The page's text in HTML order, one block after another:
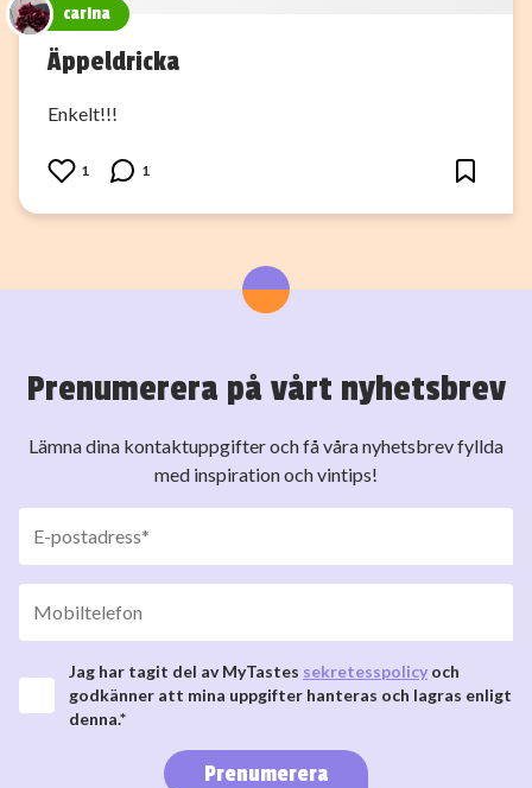
carina
Äppeldricka
Enkelt!!!
1 1
Prenumerera på vårt nyhetsbrev
Lämna dina kontaktuppgifter och få våra nyhetsbrev fyllda
med inspiration och vintips!
Jag har tagit del av MyTastes sekretesspolicy och
godkänner att mina uppgifter hanteras och lagras enligt
denna.*
Prenumerera